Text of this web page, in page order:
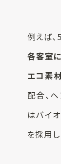
例えば、
各客室
エコ素
配合、
はバイ
を採用し